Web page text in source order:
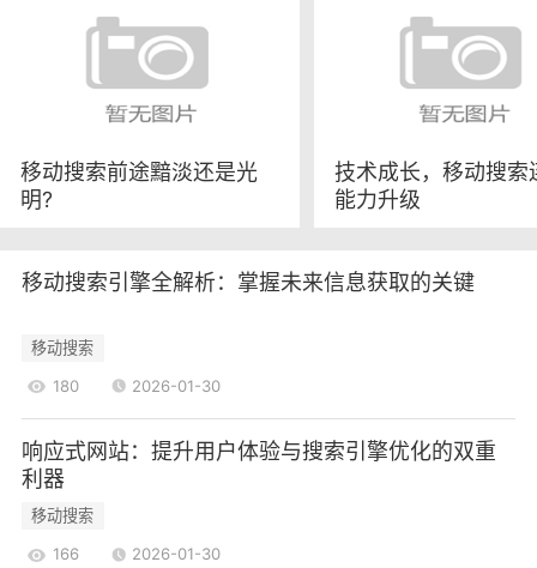
2.4追踪404错误
定期监测和分析404错误的发生情况，了解哪
些页面频繁出现404错误，并及时修复或重定向。
这可以通过使用网站分析工具来实现。
技术实现与SEO优化
3.1使用301重定向
用户引导至相关的新页面，可以有效避免404错误
页面的SEO权重传递给新页面。
3.2自定义404页面的HTTP状态码
(404)，而不是200。这对于搜索引擎的索引和用户
体验至关重要。错误的状态码可能导致搜索引擎无
法正确识别页面的状态，从而影响SEO表现。
3.3优化404页面的加载速度
移动搜索前途黯淡还是光
明?
技术成长，移动搜索
能力升级
移动搜索引擎全解析：掌握未来信息获取的关键
移动搜索
180 2026-01-30
响应式网站：提升用户体验与搜索引擎优化的双重
利器
移动搜索
166 2026-01-30